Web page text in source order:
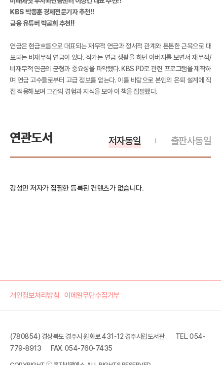
KBS 박종훈 경제전문기자 추천!!
금융 유튜버 박곰희 추천!!
연금은 현금흐름으로 대표되는 재무적 연금과 정서적 관계와 튼튼한 근육으로 대
표되는 비재무적 연금이 있다. 작가는 연금 생활을 하던 아버지를 보면서 재무적/
비재무적 연금의 균형과 중요성을 파악했다. KBS PD로 관련 프로그램을 제작하
며 연금 고수들로부터 고급 정보를 얻는다. 이를 바탕으로 본인의 은퇴 설계에 직
접 적용해보며 그간의 경험과 지식을 모아 이 책을 집필했다.
연관도서 출판사동일
저자동일
강성민 저자가 집필한 등록된 컨텐츠가 없습니다.
개인정보처리방침 이메일무단수집거부
(780854) 경상북도 경주시 원화로 431-12 경주시립도서관
TEL. 054-
779-8913
FAX. 054-760-7435